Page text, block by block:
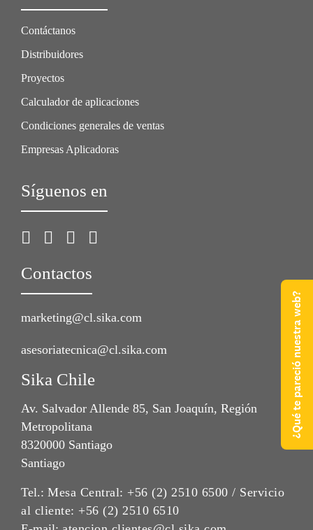
Contáctanos
Distribuidores
Proyectos
Calculador de aplicaciones
Condiciones generales de ventas
Empresas Aplicadoras
Síguenos en
Contactos
marketing@cl.sika.com
asesoriatecnica@cl.sika.com
Sika Chile
Av. Salvador Allende 85, San Joaquín, Región
Metropolitana
8320000 Santiago
Santiago
Tel.: Mesa Central: +56 (2) 2510 6500 / Servicio
al cliente: +56 (2) 2510 6510
¿Qué te pareció nuestra web?